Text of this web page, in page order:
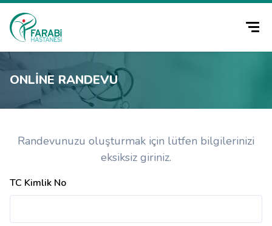
ONLINE RANDEVU
Randevunuzu oluşturmak için lütfen bilgilerinizi
eksiksiz giriniz.
TC Kimlik No